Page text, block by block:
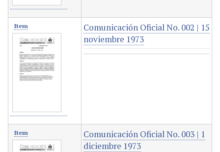
Item
Comunicación Oficial No. 002 | 15
noviembre 1973
Item
Comunicación Oficial No. 003 | 1
diciembre 1973